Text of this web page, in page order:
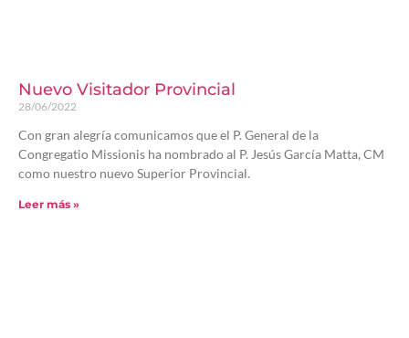
Nuevo Visitador Provincial
28/06/2022
Con gran alegría comunicamos que el P. General de la
Congregatio Missionis ha nombrado al P. Jesús García Matta, CM
como nuestro nuevo Superior Provincial.
Leer más »